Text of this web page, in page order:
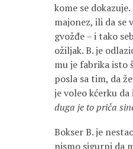
kome se
majonez, ili da se
gvožđe – i tako
ožiljak. B. je
mu je fabrika isto
posla sa tim, da
je voleo kćerku
duga je to priča
Bokser B. je
nismo sigurni da